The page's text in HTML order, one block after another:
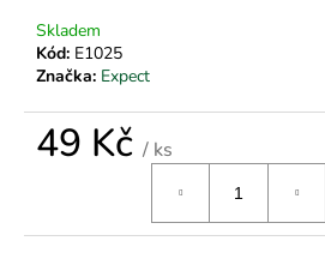
Skladem
Kód: E1025
Značka: Expect
49 Kč / ks
D
o
p
r
u
j